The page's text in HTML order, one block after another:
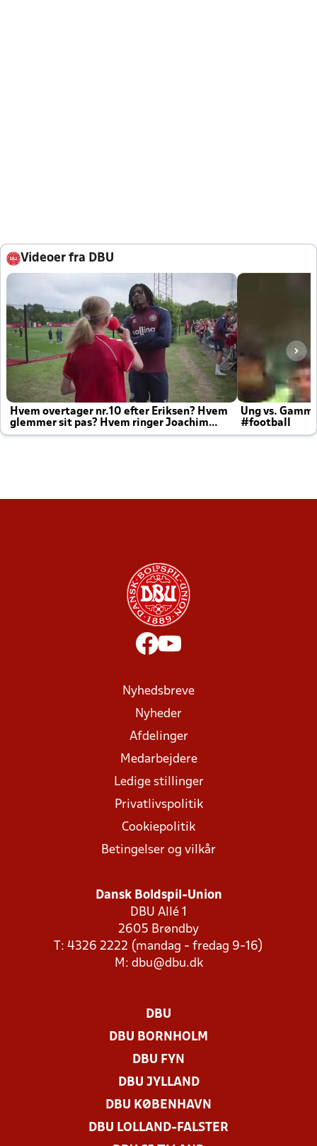
Videoer fra DBU
Hvem overtager nr.10 efter Eriksen? Hvem
glemmer sit pas? Hvem ringer Joachim
altid til efter kampe?
Ung vs.
#football
Nyhedsbreve
Nyheder
Afdelinger
Medarbejdere
Ledige stillinger
Privatlivspolitik
Cookiepolitik
Betingelser og vilkår
Dansk Boldspil-Union
DBU Allé 1
2605 Brøndby
T: 4326 2222 (mandag - fredag 9-16)
M: dbu@dbu.dk
DBU
DBU BORNHOLM
DBU FYN
DBU JYLLAND
DBU KØBENHAVN
DBU LOLLAND-FALSTER